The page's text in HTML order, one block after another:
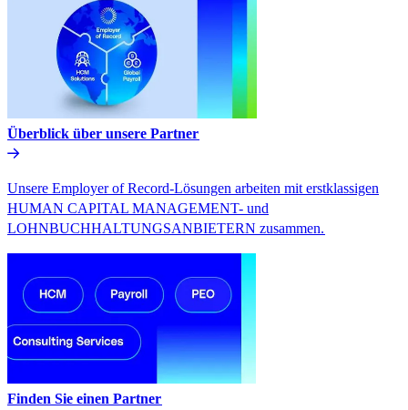
Überblick über unsere Partner​​
Unsere Employer of Record-Lösungen arbeiten mit erstklassigen
HUMAN CAPITAL MANAGEMENT- und
LOHNBUCHHALTUNGSANBIETERN zusammen.​​
Finden Sie einen Partner​​